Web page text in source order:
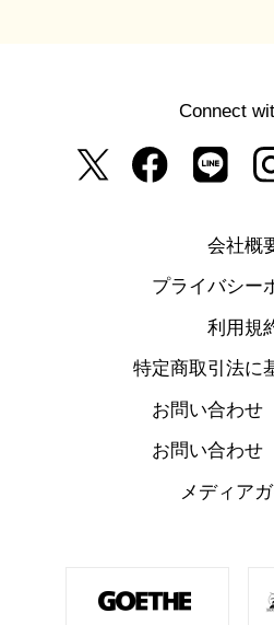
Connect
会社概
プライバシー
利用規
特定商取引法に
お問い合わせ
お問い合わせ
メディア